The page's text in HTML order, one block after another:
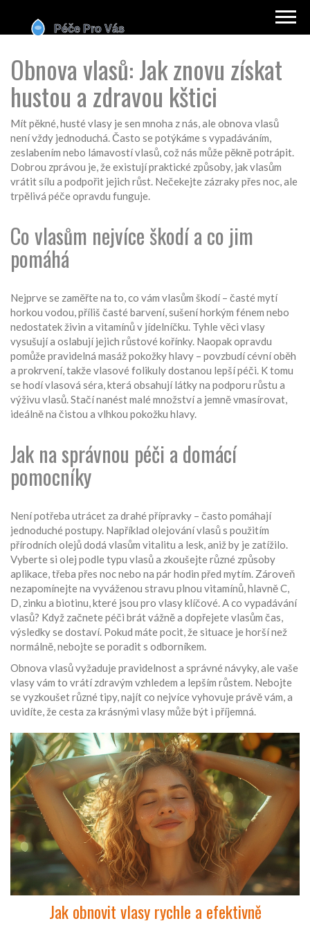
Obnova vlasů: Jak znovu získat
hustou a zdravou kštici
Mít pěkné, husté vlasy je sen mnoha z nás, ale obnova vlasů
není vždy jednoduchá. Často se potýkáme s vypadáváním,
zeslabením nebo lámavostí vlasů, což nás může pěkně potrápit.
Dobrou zprávou je, že existují praktické způsoby, jak vlasům
vrátit sílu a podpořit jejich růst. Nečekejte zázraky přes noc, ale
trpělivá péče opravdu funguje.
Co vlasům nejvíce škodí a co jim
pomáhá
Nejprve se zaměřte na to, co vám vlasům škodí – časté mytí
horkou vodou, příliš časté barvení, sušení horkým fénem nebo
nedostatek živin a vitamínů v jídelníčku. Tyhle věci vlasy
vysušují a oslabují jejich růstové kořínky. Naopak opravdu
pomůže pravidelná masáž pokožky hlavy – povzbudí cévní oběh
a prokrvení, takže vlasové folikuly dostanou lepší péči. K tomu
se hodí vlasová séra, která obsahují látky na podporu růstu a
výživu vlasů. Stačí nanést malé množství a jemně vmasírovat,
ideálně na čistou a vlhkou pokožku hlavy.
Jak na správnou péči a domácí
pomocníky
Není potřeba utrácet za drahé přípravky – často pomáhají
jednoduché postupy. Například olejování vlasů s použitím
přírodních olejů dodá vlasům vitalitu a lesk, aniž by je zatížilo.
Vyberte si olej podle typu vlasů a zkoušejte různé způsoby
aplikace, třeba přes noc nebo na pár hodin před mytím. Zároveň
nezapomínejte na vyváženou stravu plnou vitamínů, hlavně C,
D, zinku a biotinu, které jsou pro vlasy klíčové. A co vypadávání
vlasů? Když začnete péči brát vážně a dopřejete vlasům čas,
výsledky se dostaví. Pokud máte pocit, že situace je horší než
normálně, nebojte se poradit s odborníkem.
Obnova vlasů vyžaduje pravidelnost a správné návyky, ale vaše
vlasy vám to vrátí zdravým vzhledem a lepším růstem. Nebojte
se vyzkoušet různé tipy, najít co nejvíce vyhovuje právě vám, a
uvidíte, že cesta za krásnými vlasy může být i příjemná.
Jak obnovit vlasy rychle a efektivně